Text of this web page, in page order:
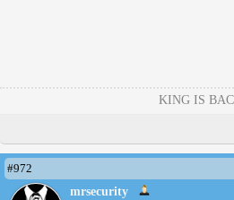
KING IS
#972
mrsecurity